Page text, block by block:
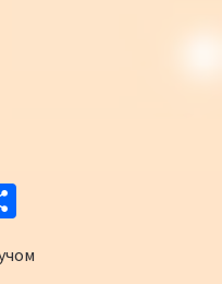
«Созвучие 2018»
О
п